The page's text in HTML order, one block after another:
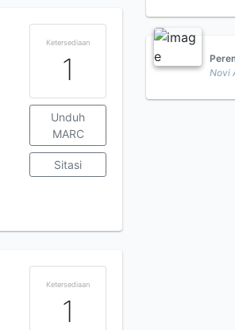
Ketersediaan
1
Unduh
MARC
Sitasi
Ketersediaan
1
Novi